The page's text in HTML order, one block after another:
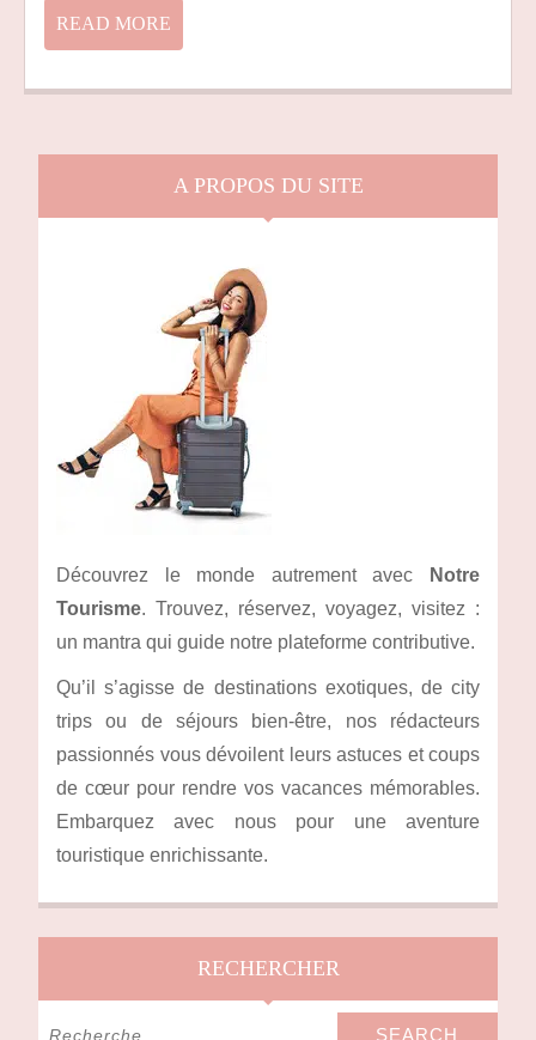
READ MORE
MORE
A PROPOS DU SITE
Découvrez le monde autrement avec
Notre
Tourisme. Trouvez, réservez, voyagez, visitez :
un mantra qui guide notre plateforme contributive.
Qu’il s’agisse de destinations exotiques, de city
trips ou de séjours bien-être, nos rédacteurs
passionnés vous dévoilent leurs astuces et coups
de cœur pour rendre vos vacances mémorables.
Embarquez avec nous pour une aventure
touristique enrichissante.
RECHERCHER
Search